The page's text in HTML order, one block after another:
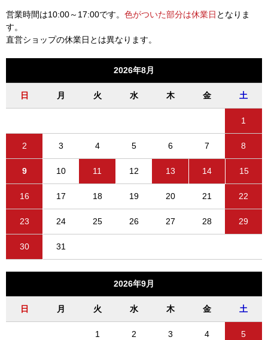
営業時間は10:00～17:00です。 色がついた部分は休業日 となりま
す。
直営ショップの休業日とは異なります。
2026年8月
日 月 火 水 木 金 土
1
2 3 4 5 6 7 8
9 10 11 12 13 14 15
16 17 18 19 20 21 22
23 24 25 26 27 28 29
30 31
2026年9月
日 月 火 水 木 金 土
1 2 3 4 5